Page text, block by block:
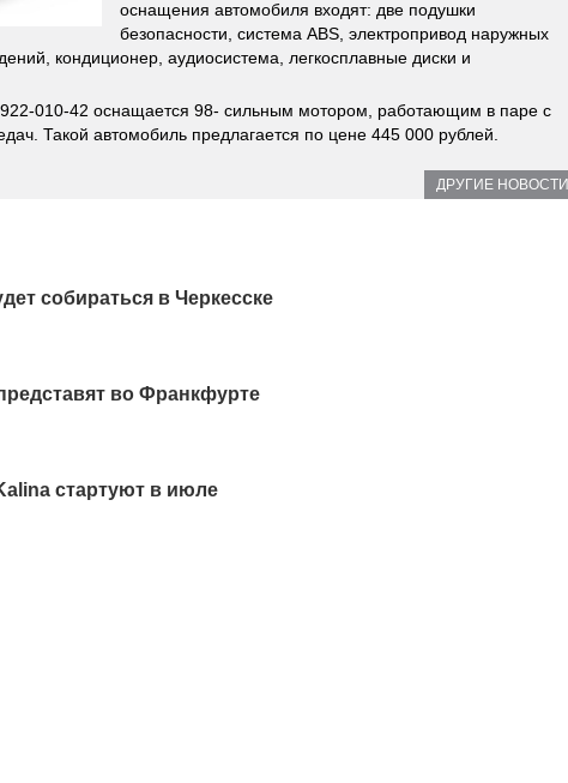
оснащения автомобиля входят: две подушки
безопасности, система ABS, электропривод наружных
кондиционер, аудиосистема, легкосплавные диски и
010-42 оснащается 98- сильным мотором, работающим в паре с
Такой автомобиль предлагается по цене 445 000 рублей.
ДРУГИЕ НОВОСТИ
собираться в Черкесске
во Франкфурте
стартуют в июле